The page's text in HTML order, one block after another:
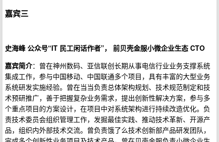
嘉宾三
史海峰 公众号“IT 民工闲话作者”， 前贝壳金服小微企业生态 CTO
嘉宾简介：曾在神州数码、亚信联创长期从事电信行业业务支撑系统
集成工作，参与中国移动、中国联通多个项目，具有丰富的大型业务
系统研发实施经验。曾在当当负责总体架构规划、技术规范制定和技
术预研推广，善于把握复杂业务需求，提出创新性解决方案，参与多
个重点项目的方案设计，在项目中对系统架构进行持续改造优化。负
责技术委员会组织管理工作，发掘最佳实践、推动技术革新、开源产
品，组织内外部技术交流。曾负责饿了么技术创新部产品研发团队，